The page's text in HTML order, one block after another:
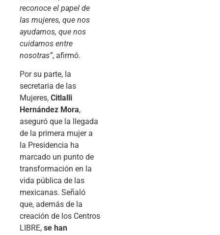
reconoce el papel de
las mujeres, que nos
ayudamos, que nos
cuidamos entre
nosotras”, afirmó.
Por su parte, la
secretaria de las
Mujeres, Citlalli
Hernández Mora,
aseguró que la llegada
de la primera mujer a
la Presidencia ha
marcado un punto de
transformación en la
vida pública de las
mexicanas. Señaló
que, además de la
creación de los Centros
LIBRE, se han